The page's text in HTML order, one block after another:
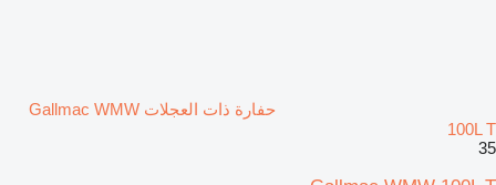
حفارة ذات العجلات Gallmac WMW
100L T
35